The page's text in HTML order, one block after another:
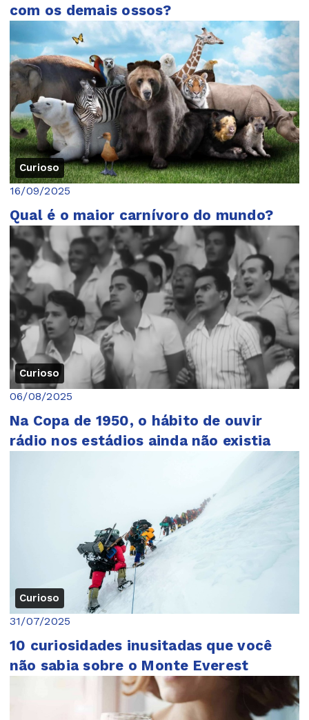
com os demais ossos?
Curioso
16/09/2025
Qual é o maior carnívoro do mundo?
Curioso
06/08/2025
Na Copa de 1950, o hábito de ouvir
rádio nos estádios ainda não existia
Curioso
31/07/2025
10 curiosidades inusitadas que você
não sabia sobre o Monte Everest